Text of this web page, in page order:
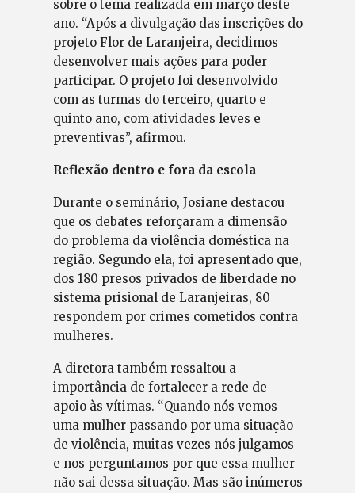
sobre o tema realizada em março deste
ano. “Após a divulgação das inscrições do
projeto Flor de Laranjeira, decidimos
desenvolver mais ações para poder
participar. O projeto foi desenvolvido
com as turmas do terceiro, quarto e
quinto ano, com atividades leves e
preventivas”, afirmou.
Reflexão dentro e fora da escola
Durante o seminário, Josiane destacou
que os debates reforçaram a dimensão
do problema da violência doméstica na
região. Segundo ela, foi apresentado que,
dos 180 presos privados de liberdade no
sistema prisional de Laranjeiras, 80
respondem por crimes cometidos contra
mulheres.
A diretora também ressaltou a
importância de fortalecer a rede de
apoio às vítimas. “Quando nós vemos
uma mulher passando por uma situação
de violência, muitas vezes nós julgamos
e nos perguntamos por que essa mulher
não sai dessa situação. Mas são inúmeros